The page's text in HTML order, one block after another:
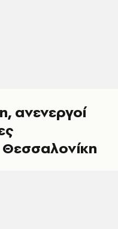
ανενεργοί
Θεσσαλονίκη